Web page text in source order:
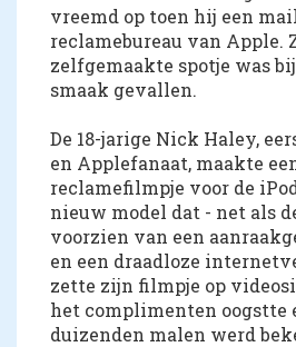
vreemd op toen hij een
reclamebureau van Apple.
zelfgemaakte spotje was
smaak gevallen.
De 18-jarige Nick Haley,
en Applefanaat, maakte
reclamefilmpje voor de
nieuw model dat - net als
voorzien van een
en een draadloze
zette zijn filmpje op
het complimenten oogstte
duizenden malen werd